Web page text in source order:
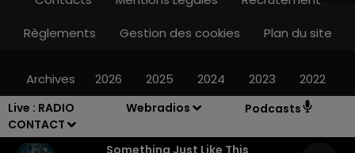
Live : RADIO
CONTACT
Webradios Podcasts
Something Just Like This
Règlements
Gestion des cookies Plan du site
Archives 2026 2025 2024 2023 2022